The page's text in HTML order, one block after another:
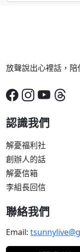
放聲說出心裡話，
認識我們
解憂福利社
創辦人的話
解憂信箱
李組長回信
聯絡我們
Email: